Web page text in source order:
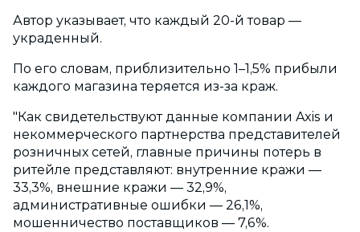
Автор указывает, что каждый 20-й товар —
украденный.
По его словам, приблизительно 1–1,5% прибыли
каждого магазина теряется из-за краж.
"Как свидетельствуют данные компании Axis и
некоммерческого партнерства представителей
розничных сетей, главные причины потерь в
ритейле представляют: внутренние кражи —
33,3%, внешние кражи — 32,9%,
административные ошибки — 26,1%,
мошенничество поставщиков — 7,6%.